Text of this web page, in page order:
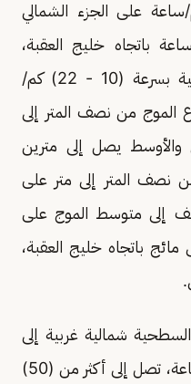
(15 - 30) كم/ساعة على الجزء الشمالي
إلى (50) كم/ساعة باتجاه خليج العقبة،
وشمالية غربية إلى جنوبية غربية بسرعة (10 - 22) كم/
الموج من نصف المتر إلى
والأوسط يصل إلى مترين
نصف المتر إلى متر على
إلى متوسط الموج على
باتجاه خليج العقبة،
شمالية غربية إلى
شمالية بسرعة (15 - 30) كم/ساعة، تصل إلى أكثر من (50)